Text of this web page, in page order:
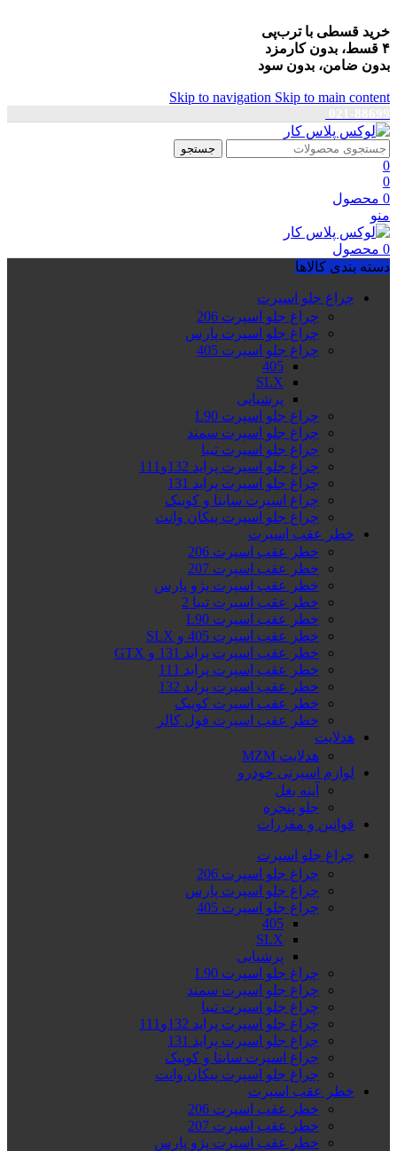
خرید قسطی با ترب‌پی
۴ قسط، بدون کارمزد
بدون ضامن، بدون سود
Skip to navigation Skip to main content
جستجو
0
0
0 محصول
منو
0 محصول
دسته بندی کالاها
چراغ جلو اسپرت
چراغ جلو اسپرت 206
چراغ جلو اسپرت پارس
چراغ جلو اسپرت 405
405
SLX
پرشیایی
چراغ جلو اسپرت L90
چراغ جلو اسپرت سمند
چراغ جلو اسپرت تیبا
چراغ جلو اسپرت پراید 132و111
چراغ جلو اسپرت پراید 131
چراغ اسپرت ساینا و کوییک
چراغ جلو اسپرت پیکان وانت
خطر عقب اسپرت
خطر عقب اسپرت 206
خطر عقب اسپرت 207
خطر عقب اسپرت پژو پارس
خطر عقب اسپرت تیبا 2
خطر عقب اسپرت L90
خطر عقب اسپرت 405 و SLX
خطر عقب اسپرت پراید 131 و GTX
خطر عقب اسپرت پراید 111
خطر عقب اسپرت پراید 132
خطر عقب اسپرت کوییک
خطر عقب اسپرت فول کالر
هدلایت
هدلایت MZM
لوازم اسپرتی خودرو
آینه بغل
جلو پنجره
قوانین و مقررات
چراغ جلو اسپرت
چراغ جلو اسپرت 206
چراغ جلو اسپرت پارس
چراغ جلو اسپرت 405
405
SLX
پرشیایی
چراغ جلو اسپرت L90
چراغ جلو اسپرت سمند
چراغ جلو اسپرت تیبا
چراغ جلو اسپرت پراید 132و111
چراغ جلو اسپرت پراید 131
چراغ اسپرت ساینا و کوییک
چراغ جلو اسپرت پیکان وانت
خطر عقب اسپرت
خطر عقب اسپرت 206
خطر عقب اسپرت 207
خطر عقب اسپرت پژو پارس